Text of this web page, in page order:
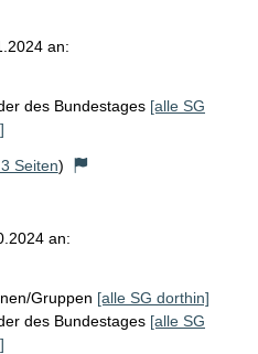
an:
des Bundestages [alle SG
Seiten)
an:
Gruppen [alle SG dorthin]
des Bundestages [alle SG